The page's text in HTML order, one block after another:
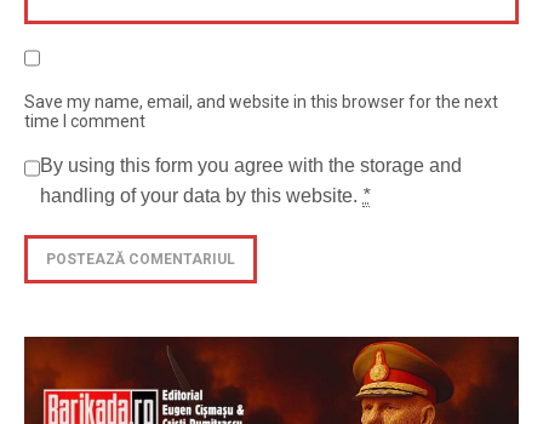
Save my name, email, and website in this browser for the next
time I comment
By using this form you agree with the storage and
handling of your data by this website. *